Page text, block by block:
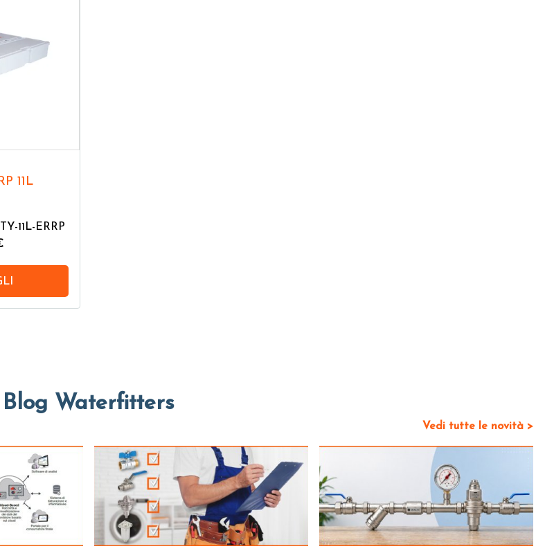
11L
11L-ERRP
Blog Waterfitters
Vedi tutte le novità >